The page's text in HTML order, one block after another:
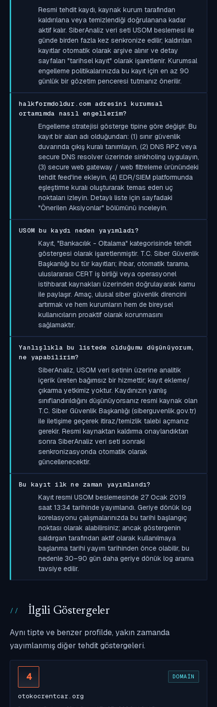
Resmi tehdit kaydı, kaynak kurum tarafından
kaldırılana veya temizlendiği doğrulanana kadar
aktif kalır. SiberAnaliz veri seti USOM beslemesi ile
günde birden fazla kez senkronize edilir; kaldırılan
kayıtlar otomatik olarak arşive alınır ve detay
sayfaları "tarihsel kayıt" olarak işaretlenir. Kurumsal
engelleme politikalarınızda bu kayıt için en az 90
günlük bir gözetim penceresi tutmanız önerilir.
halkformdoldur.com adresini kurumsal
ortamımda nasıl engellerim?
Engelleme stratejisi gösterge tipine göre değişir. Bu
kayıt bir alan adı olduğundan: (1) sınır güvenlik
duvarında çıkış kuralı tanımlayın, (2) DNS RPZ veya
secure DNS resolver üzerinde sinkholing uygulayın,
(3) secure web gateway / web filtreleme ürünündeki
tehdit feed'ine ekleyin, (4) EDR/SIEM platformunda
eşleştirme kuralı oluşturarak temas eden uç
noktaları izleyin. Detaylı liste için sayfadaki
"Önerilen Aksiyonlar" bölümünü inceleyin.
USOM bu kaydı neden yayımladı?
Kayıt, "Bankacılık - Oltalama" kategorisinde tehdit
göstergesi olarak işaretlenmiştir. T.C. Siber Güvenlik
Başkanlığı bu tür kayıtları; ihbar, otomatik tarama,
uluslararası CERT iş birliği veya operasyonel
istihbarat kaynakları üzerinden doğrulayarak kamu
ile paylaşır. Amaç, ulusal siber güvenlik direncini
artırmak ve hem kurumların hem de bireysel
kullanıcıların proaktif olarak korunmasını
sağlamaktır.
Yanlışlıkla bu listede olduğumu düşünüyorum,
ne yapabilirim?
SiberAnaliz, USOM veri setinin üzerine analitik
içerik üreten bağımsız bir hizmettir; kayıt ekleme/
çıkarma yetkimiz yoktur. Kaydınızın yanlış
sınıflandırıldığını düşünüyorsanız resmi kaynak olan
T.C. Siber Güvenlik Başkanlığı (siberguvenlik.gov.tr)
ile iletişime geçerek itiraz/temizlik talebi açmanız
gerekir. Resmi kaynaktan kaldırma onaylandıktan
sonra SiberAnaliz veri seti sonraki
senkronizasyonda otomatik olarak
güncellenecektir.
Bu kayıt ilk ne zaman yayımlandı?
Kayıt resmi USOM beslemesinde 27 Ocak 2019
saat 13:34 tarihinde yayımlandı. Geriye dönük log
korelasyonu çalışmalarınızda bu tarihi başlangıç
noktası olarak alabilirsiniz; ancak göstergenin
saldırgan tarafından aktif olarak kullanılmaya
başlanma tarihi yayım tarihinden önce olabilir, bu
nedenle 30–90 gün daha geriye dönük log arama
tavsiye edilir.
İlgili Göstergeler
Aynı tipte ve benzer profilde, yakın zamanda
yayımlanmış diğer tehdit göstergeleri.
4 DOMAIN
otokocrentcar.org